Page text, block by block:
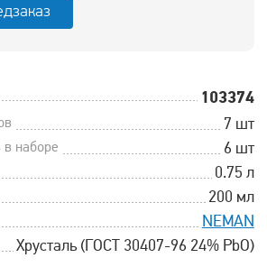
103374
7 шт
в наборе 6 шт
0.75 л
200 мл
NEMAN
Хрусталь (ГОСТ 30407-96 24% PbO)